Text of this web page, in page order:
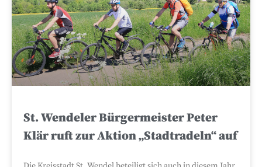
St. Wendeler Bürgermeister Peter
Klär ruft zur Aktion „Stadtradeln“ auf